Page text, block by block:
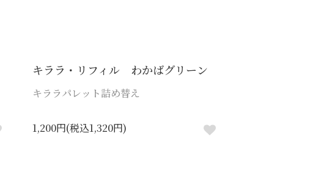
キララ・リフィル わかばグリーン
キララパレット詰め替え
1,200円(税込1,320円)